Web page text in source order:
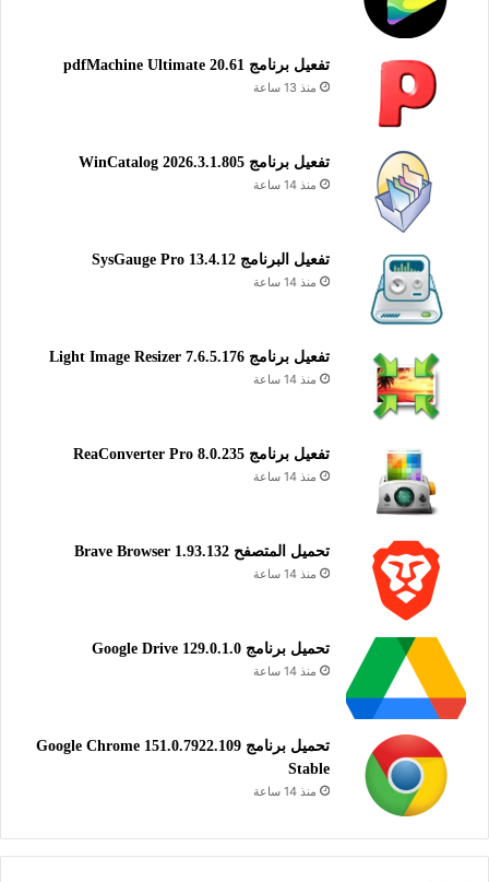
تفعيل برنامج pdfMachine Ultimate 20.61
منذ 13 ساعة
تفعيل برنامج WinCatalog 2026.3.1.805
منذ 14 ساعة
تفعيل البرنامج 13.4.12 SysGauge Pro
منذ 14 ساعة
تفعيل برنامج Light Image Resizer 7.6.5.176
منذ 14 ساعة
تفعيل برنامج ReaConverter Pro 8.0.235
منذ 14 ساعة
تحميل المتصفح Brave Browser 1.93.132
منذ 14 ساعة
تحميل برنامج Google Drive 129.0.1.0
منذ 14 ساعة
تحميل برنامج Google Chrome 151.0.7922.109
Stable
منذ 14 ساعة